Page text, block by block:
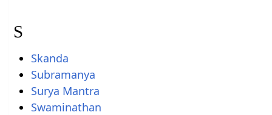
S
Skanda
Subramanya
Surya Mantra
Swaminathan